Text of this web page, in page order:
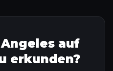
auf
erkunden?